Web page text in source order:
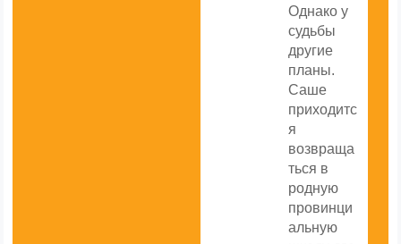
Однако у
судьбы
другие
планы.
Саше
приходитс
я
возвраща
ться в
родную
провинци
альную